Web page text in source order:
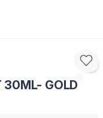
30ML- GOLD